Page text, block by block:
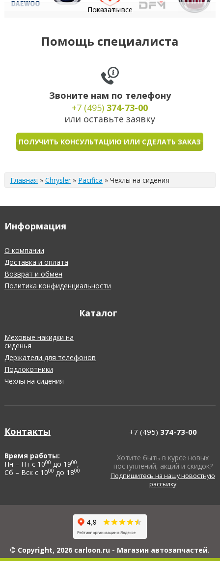
Показать все
Помощь специалиста
Звоните нам по телефону
+7 (495) 374-73-00
или оставьте заявку
ПОЛУЧИТЬ КОНСУЛЬТАЦИЮ ИЛИ СДЕЛАТЬ ЗАКАЗ
Главная » Chrysler» Pacifica » Чехлы на сидения
Информация
О компании
Доставка и оплата
Возврат и обмен
Политика конфиденциальности
Каталог
Меховые накидки на
сиденья
Держатели для телефонов
Подлокотники
Чехлы на сидения
Контакты
Время работы:
Пн – Пт с 1000 до 1900,
Сб – Вск с 1000 до 1800
+7 (495) 374-73-00
Хотите быть в курсе новых
поступлений, акций и скидок?
Подпишитесь на нашу новостную
рассылку
© Copyright, 2026 carloon.ru - Магазин автозапчастей.